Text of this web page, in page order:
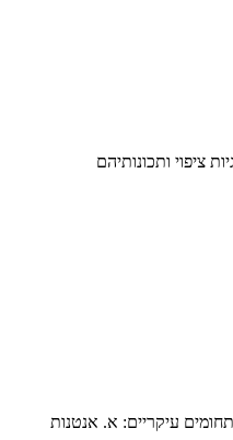
ציפוי ותכונותיהם
עיקריים: א. אנטנות